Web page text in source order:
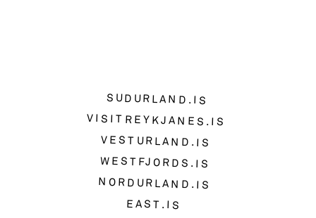
SUDURLAND.IS
VISITREYKJANES.IS
VESTURLAND.IS
WESTFJORDS.IS
NORDURLAND.IS
EAST.IS